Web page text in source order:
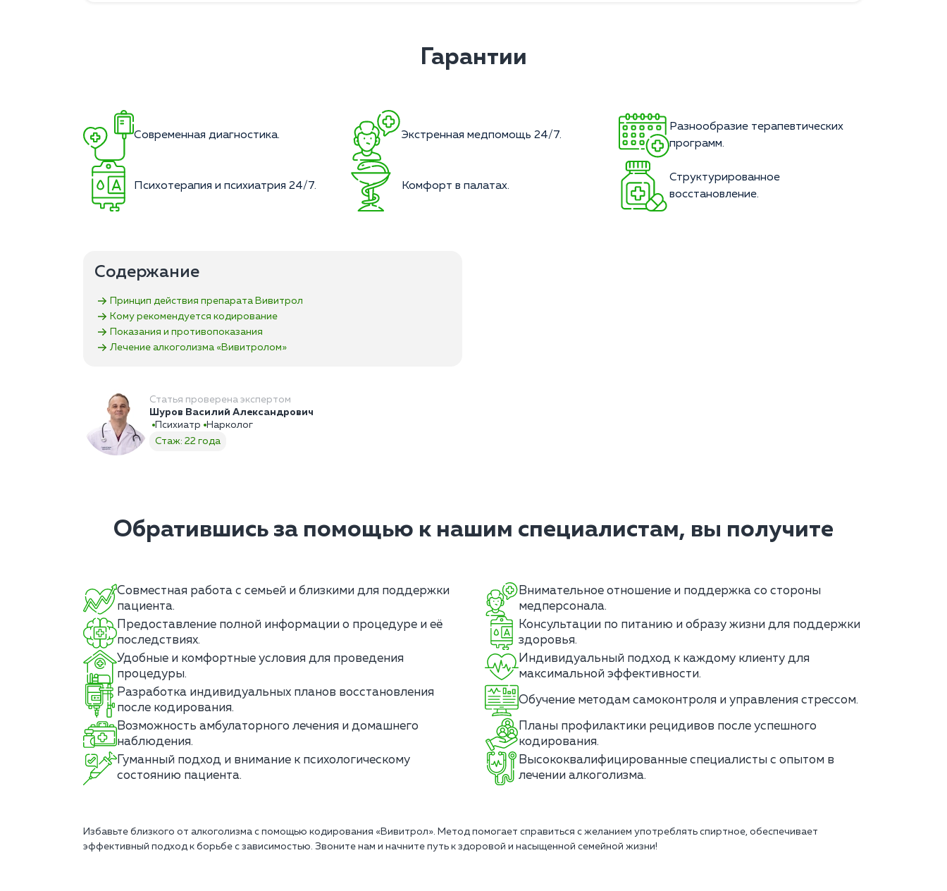
Гарантии
Современная диагностика. Экстренная медпомощь 24/7.
Разнообразие терапевтических
программ.
Психотерапия и психиатрия 24/7. Комфорт в палатах.
Структурированное
восстановление.
Содержание
Принцип действия препарата Вивитрол
Кому рекомендуется кодирование
Показания и противопоказания
Лечение алкоголизма «Вивитролом»
Статья проверена экспертом
Шуров Василий Александрович
Психиатр
Нарколог
Стаж: 22 года
Обратившись за помощью к нашим специалистам, вы получите
Совместная работа с семьей и близкими для поддержки
пациента.
Внимательное отношение и поддержка со стороны
медперсонала.
Предоставление полной информации о процедуре и её
последствиях.
Консультации по питанию и образу жизни для поддержки
здоровья.
Удобные и комфортные условия для проведения
процедуры.
Индивидуальный подход к каждому клиенту для
максимальной эффективности.
Разработка индивидуальных планов восстановления
после кодирования.
Обучение методам самоконтроля и управления стрессом.
Возможность амбулаторного лечения и домашнего
наблюдения.
Планы профилактики рецидивов после успешного
кодирования.
Гуманный подход и внимание к психологическому
состоянию пациента.
Высококвалифицированные специалисты с опытом в
лечении алкоголизма.
Избавьте близкого от алкоголизма с помощью кодирования «Вивитрол». Метод помогает справиться с желанием употреблять спиртное, обеспечивает
эффективный подход к борьбе с зависимостью. Звоните нам и начните путь к здоровой и насыщенной семейной жизни!